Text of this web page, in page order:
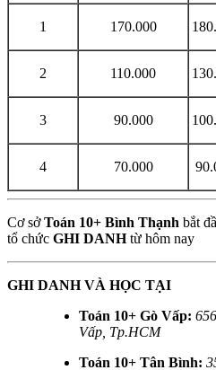
1 170.000
2 110.000
3 90.000
4 70.000
Cơ sởToán 10+ Bình Thạnh bắt
tổ chức GHI DANHtừ hôm nay
GHI DANH VÀ HỌC TẠI
Toán 10+ Gò Vấp:
Vấp, Tp.HCM
Toán 10+ Tân Bình: